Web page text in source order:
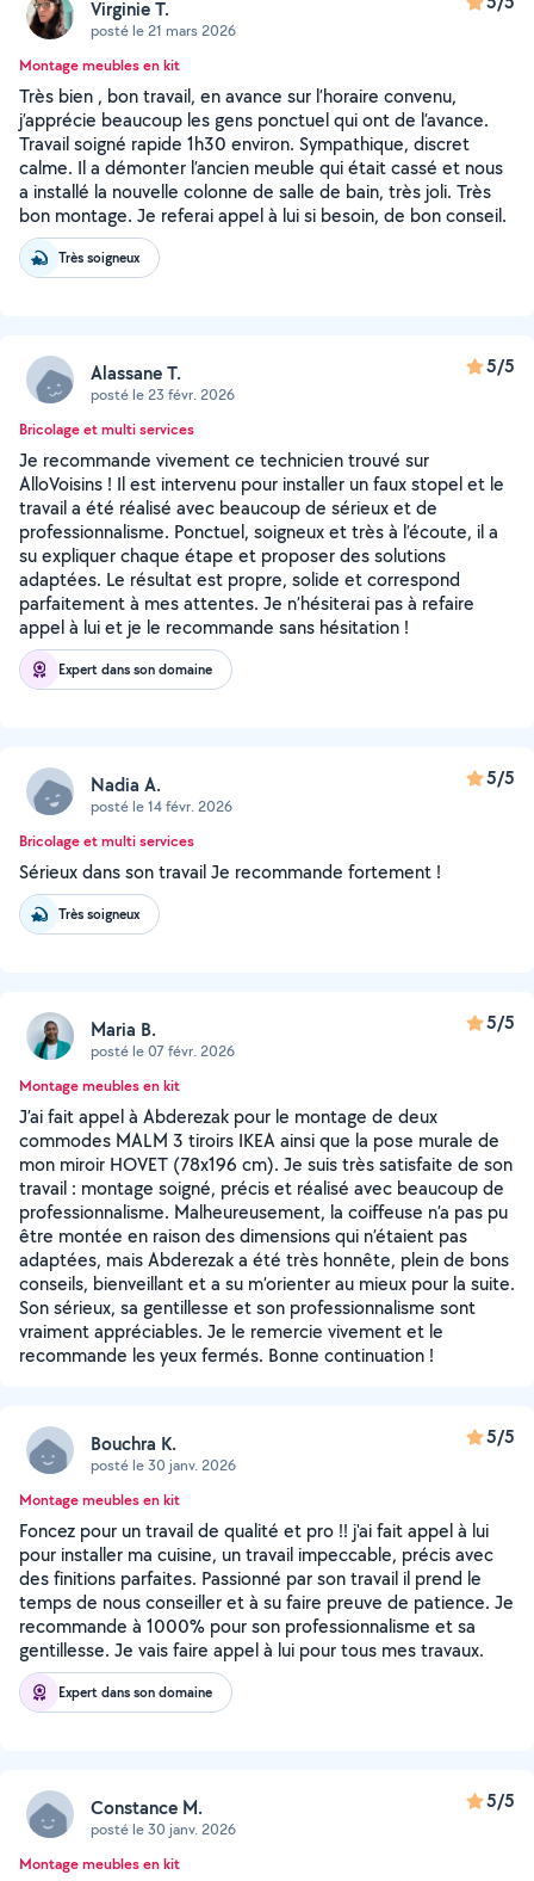
Virginie T.
posté le 21 mars 2026
Montage meubles en kit
Très bien , bon travail, en avance sur l’horaire convenu,
j’apprécie beaucoup les gens ponctuel qui ont de l’avance.
Travail soigné rapide 1h30 environ. Sympathique, discret
calme. Il a démonter l’ancien meuble qui était cassé et nous
a installé la nouvelle colonne de salle de bain, très joli. Très
bon montage. Je referai appel à lui si besoin, de bon conseil.
Très soigneux
Alassane T.
posté le 23 févr. 2026
5/5
Bricolage et multi services
Je recommande vivement ce technicien trouvé sur
AlloVoisins ! Il est intervenu pour installer un faux stopel et le
travail a été réalisé avec beaucoup de sérieux et de
professionnalisme. Ponctuel, soigneux et très à l’écoute, il a
su expliquer chaque étape et proposer des solutions
adaptées. Le résultat est propre, solide et correspond
parfaitement à mes attentes. Je n’hésiterai pas à refaire
appel à lui et je le recommande sans hésitation !
Expert dans son domaine
Nadia A.
posté le 14 févr. 2026
5/5
Bricolage et multi services
Sérieux dans son travail Je recommande fortement !
Très soigneux
Maria B.
posté le 07 févr. 2026
5/5
Montage meubles en kit
J’ai fait appel à Abderezak pour le montage de deux
commodes MALM 3 tiroirs IKEA ainsi que la pose murale de
mon miroir HOVET (78x196 cm). Je suis très satisfaite de son
travail : montage soigné, précis et réalisé avec beaucoup de
professionnalisme. Malheureusement, la coiffeuse n’a pas pu
être montée en raison des dimensions qui n’étaient pas
adaptées, mais Abderezak a été très honnête, plein de bons
conseils, bienveillant et a su m’orienter au mieux pour la suite.
Son sérieux, sa gentillesse et son professionnalisme sont
vraiment appréciables. Je le remercie vivement et le
recommande les yeux fermés. Bonne continuation !
Bouchra K.
posté le 30 janv. 2026
5/5
Montage meubles en kit
Foncez pour un travail de qualité et pro !! j'ai fait appel à lui
pour installer ma cuisine, un travail impeccable, précis avec
des finitions parfaites. Passionné par son travail il prend le
temps de nous conseiller et à su faire preuve de patience. Je
recommande à 1000% pour son professionnalisme et sa
gentillesse. Je vais faire appel à lui pour tous mes travaux.
Expert dans son domaine
Constance M.
posté le 30 janv. 2026
5/5
Montage meubles en kit